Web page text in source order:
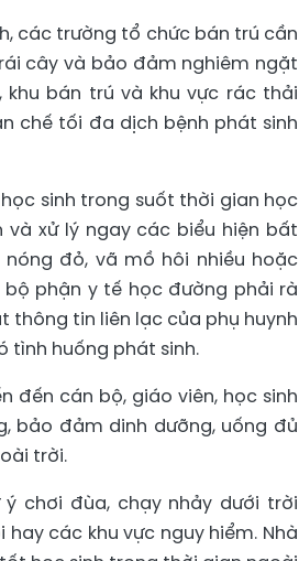
các trường tổ chức bán trú cần
cây và bảo đảm nghiêm ngặt
bán trú và khu vực rác thải
chế tối đa dịch bệnh phát sinh
sinh trong suốt thời gian học
xử lý ngay các biểu hiện bất
đỏ, vã mồ hôi nhiều hoặc
phận y tế học đường phải rà
thông tin liên lạc của phụ huynh
tình huống phát sinh.
đến cán bộ, giáo viên, học sinh
bảo đảm dinh dưỡng, uống đủ
trời.
chơi đùa, chạy nhảy dưới trời
các khu vực nguy hiểm. Nhà